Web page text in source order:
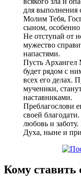
для выполнения
Молим Тебя,
сыном,
Не отступай от
мужество
напастями.
Пусть
будет рядом с
всех его делах.
мученики,
наставниками.
Преблагослови
своей
любовь и
Духа, ныне и
Кому ставить